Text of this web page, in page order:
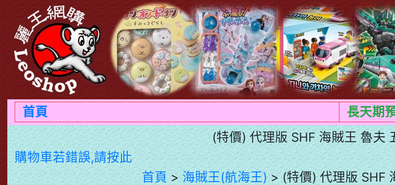
首頁 長天期
(特價) 代理版 SHF 海賊王 魯夫
購物車若錯誤,請按此
首頁>海賊王(航海王)> (特價) 代理版 SHF